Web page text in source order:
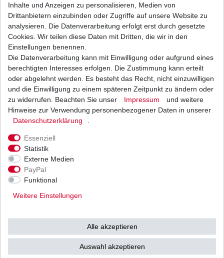
Filter
Bremsbeläge EBC FA 475 FA475 Bremsklötze
Polaris
UVP 29,43 € ab 20,15 € *
*inkl. ges. MwSt.zzgl.Versandkosten
Versand
Ab einem Warenwert von
500 Euro versenden wir
53783 Eitorf (
unbedingt Termin
Inhalte und Anzeigen zu personalisieren, Medien von
Drittanbietern einzubinden oder Zugriffe auf unsere Website zu
analysieren. Die Datenverarbeitung erfolgt erst durch gesetzte
Cookies. Wir teilen diese Daten mit Dritten, die wir in den
Einstellungen benennen.
Die Datenverarbeitung kann mit Einwilligung oder aufgrund eines
berechtigten Interesses erfolgen. Die Zustimmung kann erteilt
oder abgelehnt werden. Es besteht das Recht, nicht einzuwilligen
und die Einwilligung zu einem späteren Zeitpunkt zu ändern oder
zu widerrufen. Beachten Sie unser
Impressum
und weitere
Hinweise zur Verwendung personenbezogener Daten in unserer
Daten­schutz­erklärung
Essenziell
Statistik
Externe Medien
PayPal
Funktional
Weitere Einstellungen
Alle akzeptieren
Auswahl akzeptieren